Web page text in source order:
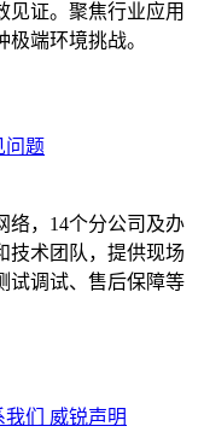
见证。聚焦行业应用
端环境挑战。
问题
络，14个分公司及办
技术团队，提供现场
试调试、售后保障等
们
威锐声明